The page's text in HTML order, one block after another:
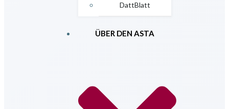
DattBlatt
ÜBER DEN ASTA